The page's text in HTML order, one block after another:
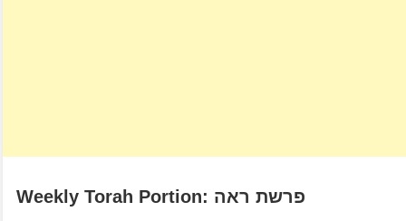
Weekly Torah Portion: פרשת ראה